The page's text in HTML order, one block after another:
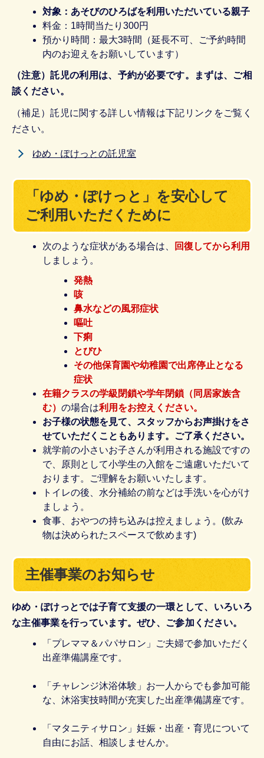
対象：あそびのひろばを利用いただいている親子
料金：1時間当たり300円
預かり時間：最大3時間（延長不可、ご予約時間
内のお迎えをお願いしています）
（注意）託児の利用は、予約が必要です。まずは、ご相
談ください。
（補足）託児に関する詳しい情報は下記リンクをご覧く
ださい。
ゆめ・ぽけっとの託児室
「ゆめ・ぽけっと」を安心して
ご利用いただくために
次のような症状がある場合は、
回復してから利用
しましょう。
発熱
咳
鼻水などの風邪症状
嘔吐
下痢
とびひ
その他保育園や幼稚園で出席停止となる
症状
在籍クラスの学級閉鎖や学年閉鎖（同居家族含
む）の場合は利用をお控えください。
お子様の状態を見て、スタッフからお声掛けをさ
せていただくこともあります。ご了承ください。
就学前の小さいお子さんが利用される施設ですの
で、原則として小学生の入館をご遠慮いただいて
おります。ご理解をお願いいたします。
トイレの後、水分補給の前などは手洗いを心がけ
ましょう。
食事、おやつの持ち込みは控えましょう。(飲み
物は決められたスペースで飲めます)
主催事業のお知らせ
ゆめ・ぽけっとでは子育て支援の一環として、いろいろ
な主催事業を行っています。ぜひ、ご参加ください。
「プレママ＆パパサロン」ご夫婦で参加いただく
出産準備講座です。
「チャレンジ沐浴体験」お一人からでも参加可能
な、沐浴実技時間が充実した出産準備講座です。
「マタニティサロン」妊娠・出産・育児について
自由にお話、相談しませんか。